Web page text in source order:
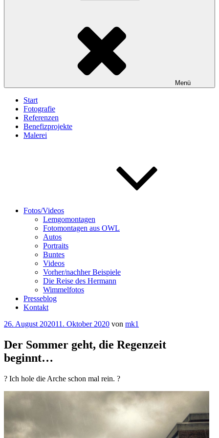
Menü
Start
Fotografie
Referenzen
Benefizprojekte
Malerei
Fotos/Videos
Lemgomontagen
Fotomontagen aus OWL
Autos
Portraits
Buntes
Videos
Vorher/nachher Beispiele
Die Reise des Hermann
Wimmelfotos
Presseblog
Kontakt
Veröffentlicht
26. August 202011. Oktober 2020 von mk1
Der Sommer geht, die Regenzeit
beginnt…
? Ich hole die Arche schon mal rein. ?